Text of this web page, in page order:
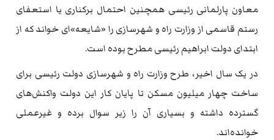
معاون پارلمانی رئیسی همچنین احتمال برکناری یا استعفای
رستم قاسمی از وزارت راه و شهرسازی را «شایعه»ای خواند که از
ابتدای دولت ابراهیم رئیسی مطرح بوده است.
در یک سال اخیر، طرح وزارت راه و شهرسازی دولت رئیسی برای
ساخت چهار میلیون مسکن تا پایان کار این دولت واکنش‌های
گسترده داشته و بسیاری آن را زیر سوال برده‌ و غیرعملی
خوانده‌اند.